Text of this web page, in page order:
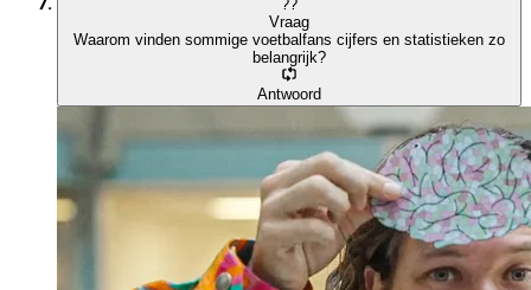
??
Vraag
Waarom vinden sommige voetbalfans cijfers en statistieken zo
belangrijk?
Antwoord